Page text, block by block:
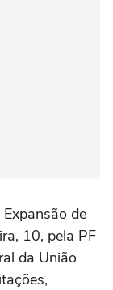
de
10, pela PF
da União